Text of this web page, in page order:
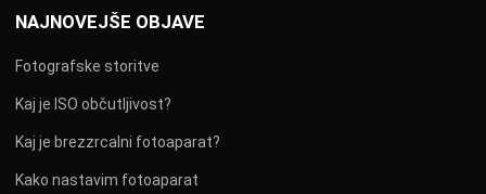
NAJNOVEJŠE OBJAVE
Fotografske storitve
Kaj je ISO občutljivost?
Kaj je brezzrcalni fotoaparat?
Kako nastavim fotoaparat